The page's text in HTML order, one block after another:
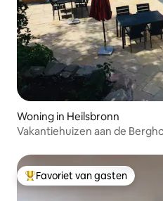
Woning in Heilsbronn
Vakantiehuizen aan de
Topfavoriet van gasten
Favoriet van gasten